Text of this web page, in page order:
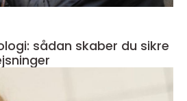
sådan skaber du sikre